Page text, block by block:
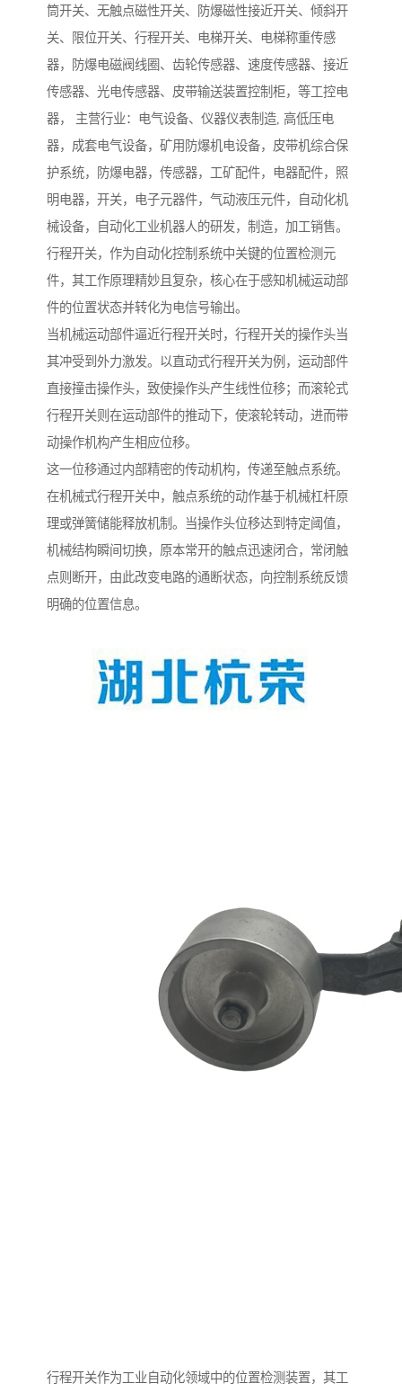
筒开关、无触点磁性开关、防爆磁性接近开关、倾斜开
关、限位开关、行程开关、电梯开关、电梯称重传感
器，防爆电磁阀线圈、齿轮传感器、速度传感器、接近
传感器、光电传感器、皮带输送装置控制柜，等工控电
器， 主营行业：电气设备、仪器仪表制造, 高低压电
器，成套电气设备，矿用防爆机电设备，皮带机综合保
护系统，防爆电器，传感器，工矿配件，电器配件，照
明电器，开关，电子元器件，气动液压元件，自动化机
械设备，自动化工业机器人的研发，制造，加工销售。
行程开关，作为自动化控制系统中关键的位置检测元
件，其工作原理精妙且复杂，核心在于感知机械运动部
件的位置状态并转化为电信号输出。
当机械运动部件逼近行程开关时，行程开关的操作头当
其冲受到外力激发。以直动式行程开关为例，运动部件
直接撞击操作头，致使操作头产生线性位移；而滚轮式
行程开关则在运动部件的推动下，使滚轮转动，进而带
动操作机构产生相应位移。
这一位移通过内部精密的传动机构，传递至触点系统。
在机械式行程开关中，触点系统的动作基于机械杠杆原
理或弹簧储能释放机制。当操作头位移达到特定阈值，
机械结构瞬间切换，原本常开的触点迅速闭合，常闭触
点则断开，由此改变电路的通断状态，向控制系统反馈
明确的位置信息。
行程开关作为工业自动化领域中的位置检测装置，其工